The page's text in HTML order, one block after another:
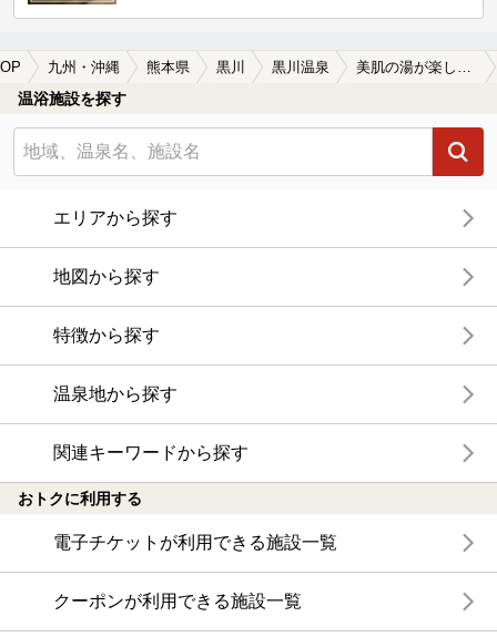
九州・沖縄 熊本県 黒川 黒川温泉 美肌の湯が楽しめる黒川温泉の温泉、日帰り温泉、スーパー銭湯おすすめ
温浴施設を探す
エリアから探す
地図から探す
特徴から探す
温泉地から探す
関連キーワードから探す
おトクに利用する
電子チケットが利用できる施設一覧
クーポンが利用できる施設一覧